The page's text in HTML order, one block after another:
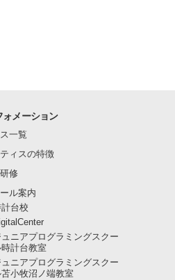
ォメーション
一覧
ィスの特徴
修
ル案内
計台校
ュニアプログラミングスクー
時計台教室
ュニアプログラミングスクー
苫小牧沼ノ端教室